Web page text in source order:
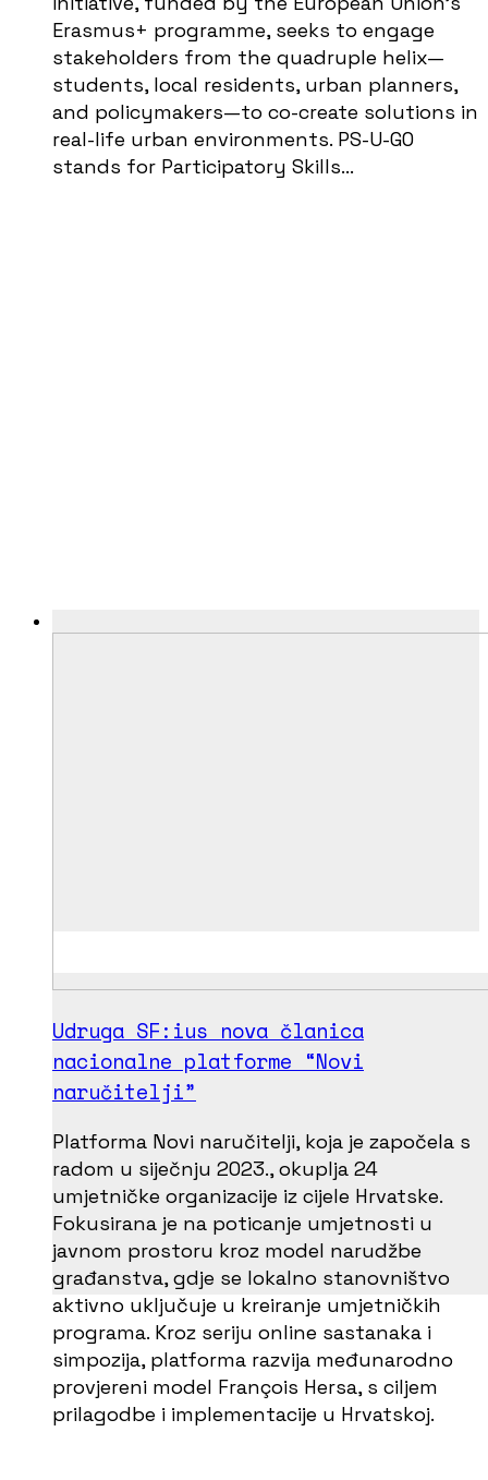
Erasmus+ programme, seeks to engage
stakeholders from the quadruple helix—
students, local residents, urban planners,
and policymakers—to co-create solutions in
real-life urban environments. PS-U-GO
stands for Participatory Skills…
Udruga SF:ius nova članica
nacionalne platforme “Novi
naručitelji”
Platforma Novi naručitelji, koja je započela s
radom u siječnju 2023., okuplja 24
umjetničke organizacije iz cijele Hrvatske.
Fokusirana je na poticanje umjetnosti u
javnom prostoru kroz model narudžbe
građanstva, gdje se lokalno stanovništvo
aktivno uključuje u kreiranje umjetničkih
programa. Kroz seriju online sastanaka i
simpozija, platforma razvija međunarodno
provjereni model François Hersa, s ciljem
prilagodbe i implementacije u Hrvatskoj.